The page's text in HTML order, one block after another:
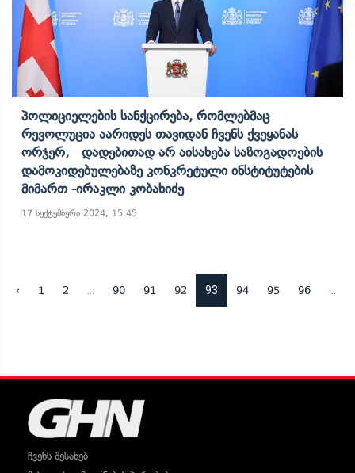
Პოლიციელების Სანქცირება, Რომლებმაც
Რევოლუცია Აარიდეს Თავიდან Ჩვენს Ქვეყანას
Ორჯერ, Დადებითად Არ Აისახება Საზოგადოების
Დამოკიდებულებაზე Კონკრეტული Ინსტიტუტების
Მიმართ -ირაკლი Კობახიძე
17 სექტემბერი 2024, 15:45
‹ 1 2 90 91 92 93 94 95 96
ჩვენს შესახებ